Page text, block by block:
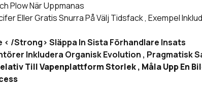
Plow När Uppmanas
Eller Gratis Snurra På Välj Tidsfack , Exempel
/Strong> Släppa In Sista Förhandlare Insats
Inkludera Organisk Evolution , Pragmatisk
Till Vapenplattform Storlek , Måla Upp En